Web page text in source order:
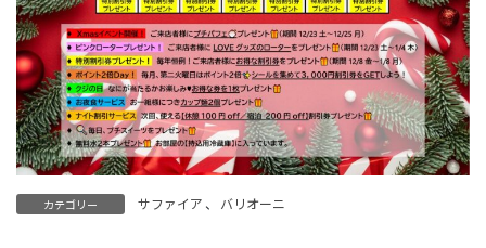
カテゴリー サファイア 、 バリオーニ